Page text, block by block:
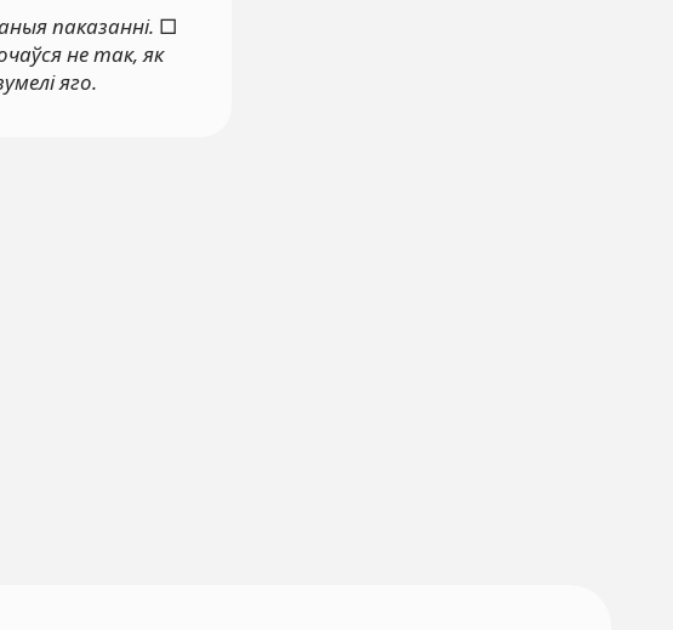
паказанні. □
не так, як
яго.